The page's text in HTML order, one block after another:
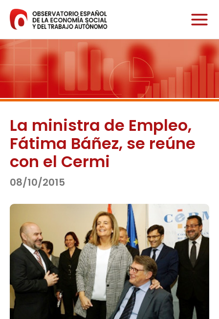
contenido
La ministra de Empleo,
Fátima Báñez, se reúne
con el Cermi
08/10/2015